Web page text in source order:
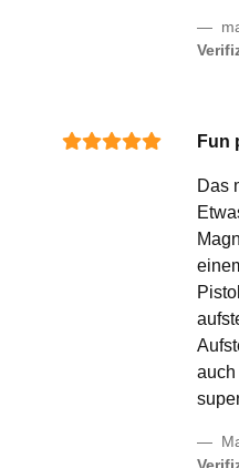
Fun
Das
auch